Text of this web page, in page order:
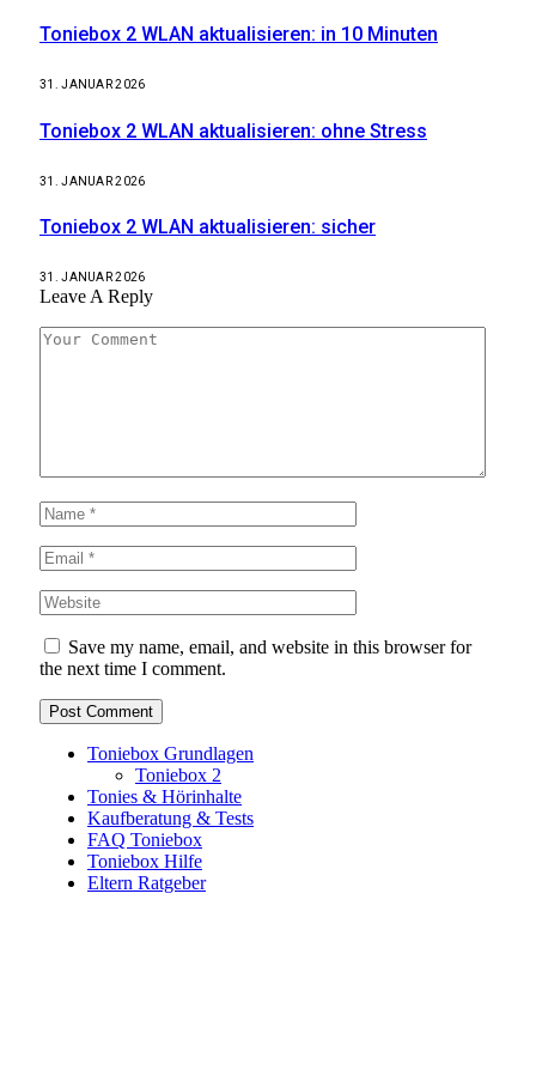
Toniebox 2 WLAN aktualisieren: in 10 Minuten
31. JANUAR 2026
Toniebox 2 WLAN aktualisieren: ohne Stress
31. JANUAR 2026
Toniebox 2 WLAN aktualisieren: sicher
31. JANUAR 2026
Leave A Reply
Save my name, email, and website in this browser for
the next time I comment.
Toniebox Grundlagen
Toniebox 2
Tonies & Hörinhalte
Kaufberatung & Tests
FAQ Toniebox
Toniebox Hilfe
Eltern Ratgeber